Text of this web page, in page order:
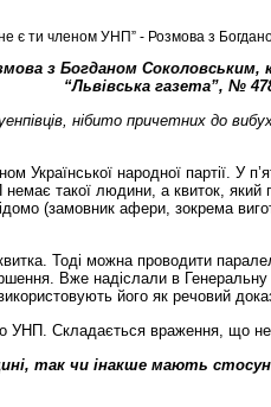
є ти членом УНП” - Розмова з
з Богданом Соколовським,
“Львівська газета”, №
нібито причетних до
народної партії. У
такої людини, а квиток,
(замовник афери, зокрема
Тоді можна проводити
Вже надіслали в
його як речовий
УНП. Складається враження,
так чи інакше мають